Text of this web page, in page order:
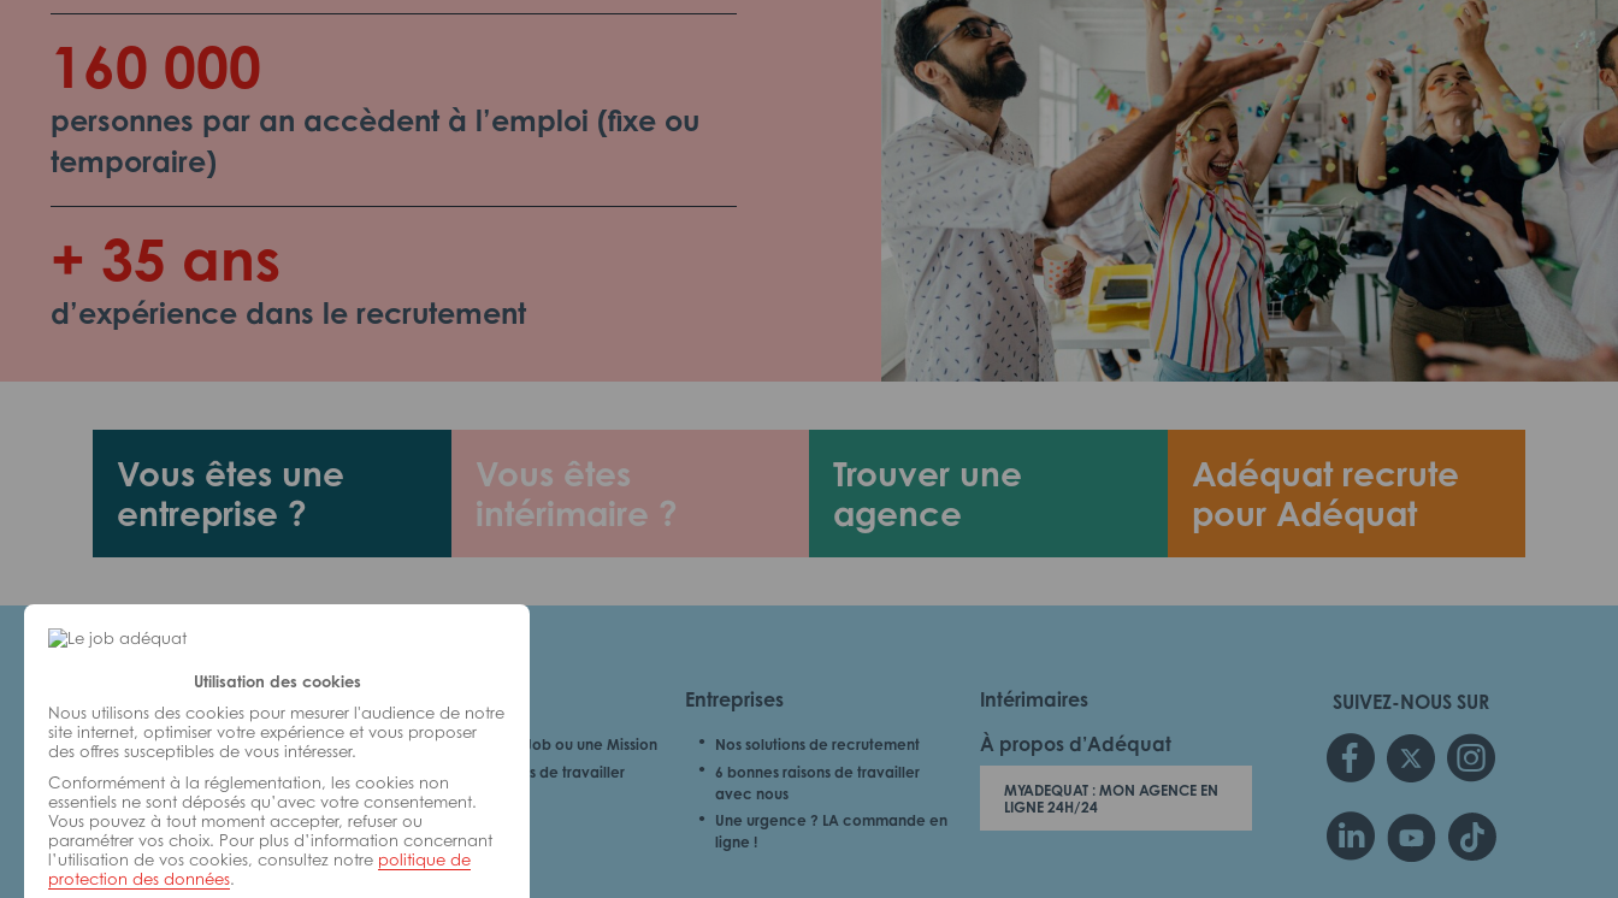
Utilisation des cookies
Nous utilisons des cookies pour mesurer l'audience de notre
site internet, optimiser votre expérience et vous proposer
des offres susceptibles de vous intéresser.
Conformément à la réglementation, les cookies non
essentiels ne sont déposés qu’avec votre consentement.
Vous pouvez à tout moment accepter, refuser ou
paramétrer vos choix. Pour plus d’information concernant
l’utilisation de vos cookies, consultez notre politique de
protection des données.
160 000
personnes par an accèdent à l’emploi (fixe ou
temporaire)
+ 35 ans
d’expérience dans le recrutement
Vous êtes une
entreprise ?
Vous êtes
intérimaire ?
Trouver une
agence
Adéquat recrute
pour Adéquat
SUIVEZ-NOUS SUR
Je cherche un Job ou une Mission
6 bonnes raisons de travailler
avec nous
Entreprises
Nos solutions de recrutement
6 bonnes raisons de travailler
avec nous
Une urgence ? LA commande en
ligne !
Intérimaires
À propos d’Adéquat
MYADEQUAT : MON AGENCE EN
LIGNE 24H/24